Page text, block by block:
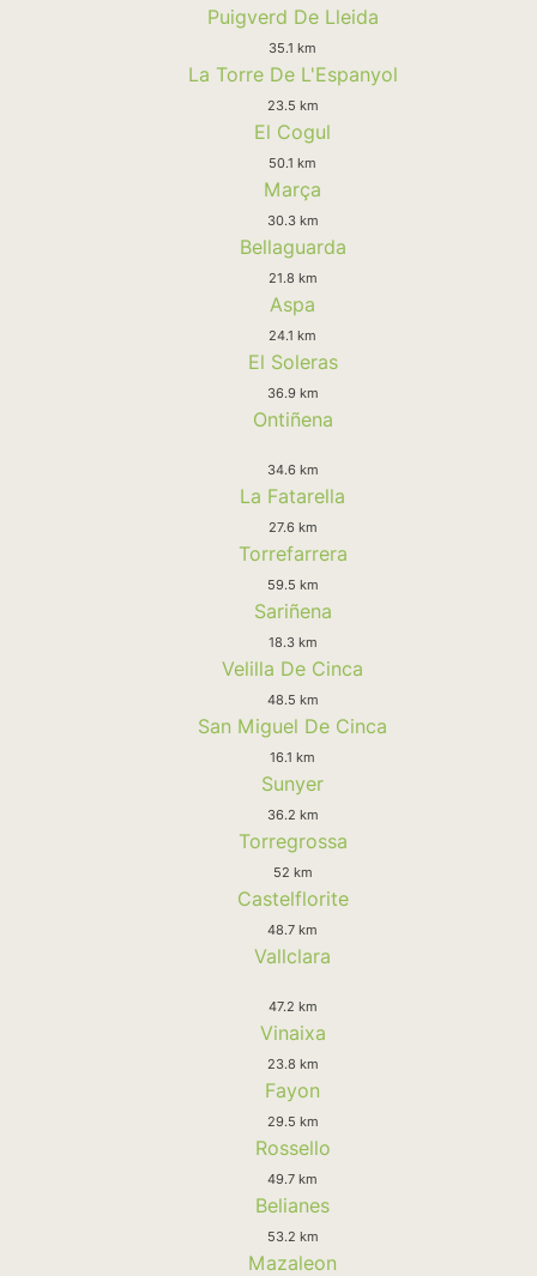
Puigverd De Lleida
35.1 km
La Torre De L'Espanyol
23.5 km
El Cogul
50.1 km
Marça
30.3 km
Bellaguarda
21.8 km
Aspa
24.1 km
El Soleras
36.9 km
Ontiñena
34.6 km
La Fatarella
27.6 km
Torrefarrera
59.5 km
Sariñena
18.3 km
Velilla De Cinca
48.5 km
San Miguel De Cinca
16.1 km
Sunyer
36.2 km
Torregrossa
52 km
Castelflorite
48.7 km
Vallclara
47.2 km
Vinaixa
23.8 km
Fayon
29.5 km
Rossello
49.7 km
Belianes
53.2 km
Mazaleon